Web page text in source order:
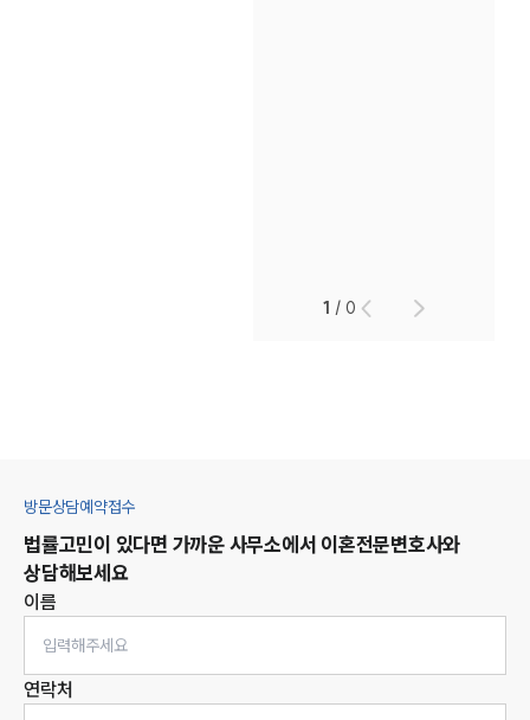
1 /0
방문상담예약접수
법률고민이 있다면 가까운 사무소에서 이혼전문변호사와
상담해보세요
이름
연락처